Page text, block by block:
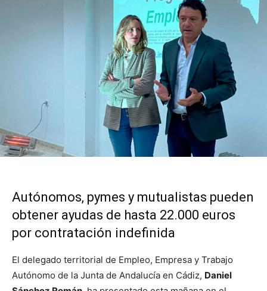
Autónomos, pymes y mutualistas pueden
obtener ayudas de hasta 22.000 euros
por contratación indefinida
El delegado territorial de Empleo, Empresa y Trabajo
Autónomo de la Junta de Andalucía en Cádiz, Daniel